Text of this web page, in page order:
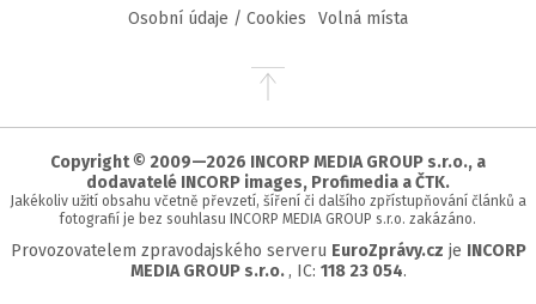
Osobní údaje / Cookies
Volná místa
Přejít
stránky
Copyright © 2009—2026 INCORP MEDIA GROUP s.r.o., a
dodavatelé INCORP images, Profimedia a ČTK.
Jakékoliv užití obsahu včetně převzetí, šíření či dalšího zpřístupňování článků a
fotografií je bez souhlasu INCORP MEDIA GROUP s.r.o. zakázáno.
Provozovatelem zpravodajského serveru EuroZprávy.cz je INCORP
MEDIA GROUP s.r.o. , IC: 118 23 054.